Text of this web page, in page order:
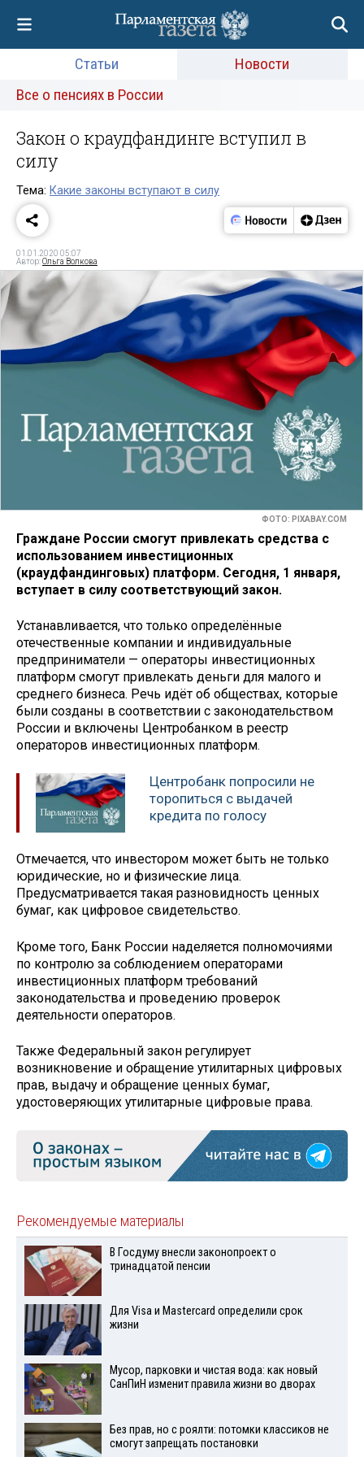
Статьи
Новости
Все о пенсиях в России
Закон о краудфандинге вступил в
силу
Тема: Какие законы вступают в силу
01.01.2020 05:07
Автор:Ольга Волкова
ФОТО: PIXABAY.COM
Граждане России смогут привлекать средства с
использованием инвестиционных
(краудфандинговых) платформ. Сегодня, 1 января,
вступает в силу соответствующий закон.
Устанавливается, что только определённые
отечественные компании и индивидуальные
предприниматели — операторы инвестиционных
платформ смогут привлекать деньги для малого и
среднего бизнеса. Речь идёт об обществах, которые
были созданы в соответствии с законодательством
России и включены Центробанком в реестр
операторов инвестиционных платформ.
Центробанк попросили не
торопиться с выдачей
кредита по голосу
Отмечается, что инвестором может быть не только
юридические, но и физические лица.
Предусматривается такая разновидность ценных
бумаг, как цифровое свидетельство.
Кроме того, Банк России наделяется полномочиями
по контролю за соблюдением операторами
инвестиционных платформ требований
законодательства и проведению проверок
деятельности операторов.
Также Федеральный закон регулирует
возникновение и обращение утилитарных цифровых
прав, выдачу и обращение ценных бумаг,
удостоверяющих утилитарные цифровые права.
Рекомендуемые материалы
В Госдуму внесли законопроект о
тринадцатой пенсии
Для Visа и Mastercard определили срок
жизни
Мусор, парковки и чистая вода: как новый
СанПиН изменит правила жизни во дворах
Без прав, но с роялти: потомки классиков не
смогут запрещать постановки